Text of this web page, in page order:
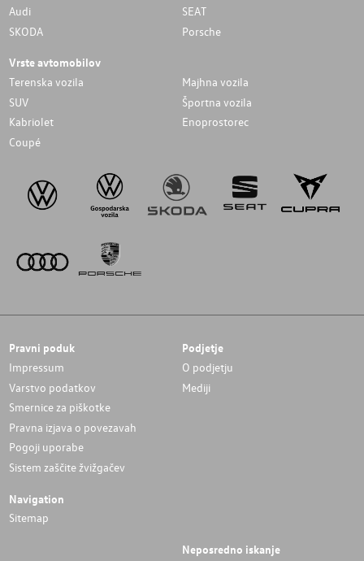
Audi
SEAT
SKODA
Porsche
Vrste avtomobilov
Terenska vozila
Majhna vozila
SUV
Športna vozila
Kabriolet
Enoprostorec
Coupé
Pravni poduk
Impressum
Varstvo podatkov
Smernice za piškotke
Pravna izjava o povezavah
Pogoji uporabe
Sistem zaščite žvižgačev
Podjetje
O podjetju
Mediji
Navigation
Sitemap
Neposredno iskanje